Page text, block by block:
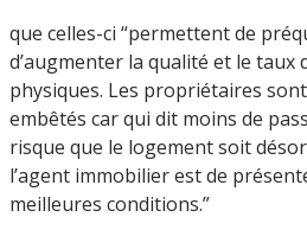
que celles-ci “permettent de
d’augmenter la qualité et le taux
physiques. Les propriétaires
embêtés car qui dit moins de
risque que le logement soit
l’agent immobilier est de
meilleures conditions.”